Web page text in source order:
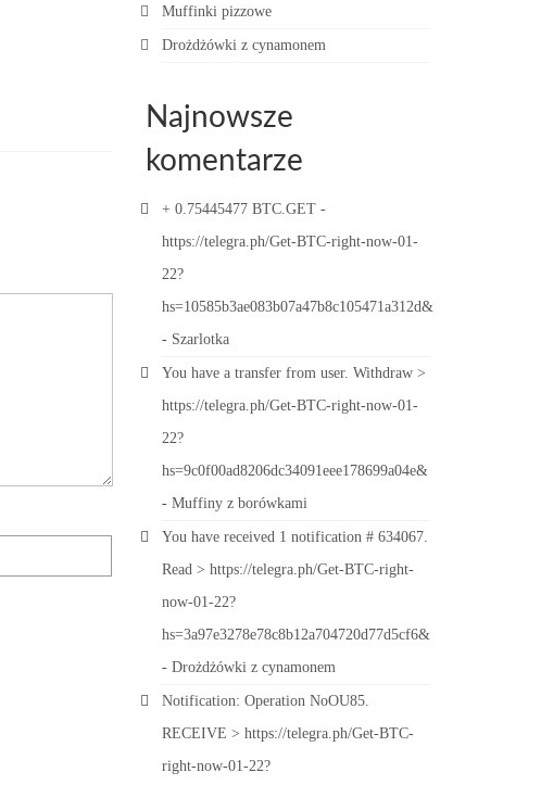
Muffinki pizzowe
Drożdżówki z cynamonem
Najnowsze
komentarze
+ 0.75445477 BTC.GET -
https://telegra.ph/Get-BTC-right-now-01-
22?
hs=10585b3ae083b07a47b8c105471a312d&
- Szarlotka
You have a transfer from user. Withdrаw >
https://telegra.ph/Get-BTC-right-now-01-
22?
hs=9c0f00ad8206dc34091eee178699a04e&
- Muffiny z borówkami
You have received 1 notification # 634067.
Read > https://telegra.ph/Get-BTC-right-
now-01-22?
hs=3a97e3278e78c8b12a704720d77d5cf6&
- Drożdżówki z cynamonem
Notification: Operation NoOU85.
RECEIVE > https://telegra.ph/Get-BTC-
right-now-01-22?